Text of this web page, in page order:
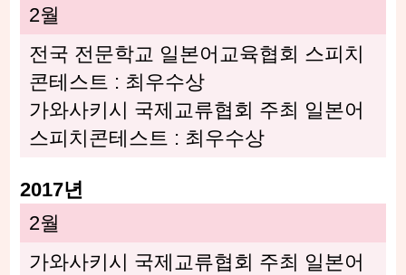
2월
전국 전문학교 일본어교육협회 스피치
콘테스트 : 최우수상
가와사키시 국제교류협회 주최 일본어
스피치콘테스트 : 최우수상
2017년
2월
가와사키시 국제교류협회 주최 일본어